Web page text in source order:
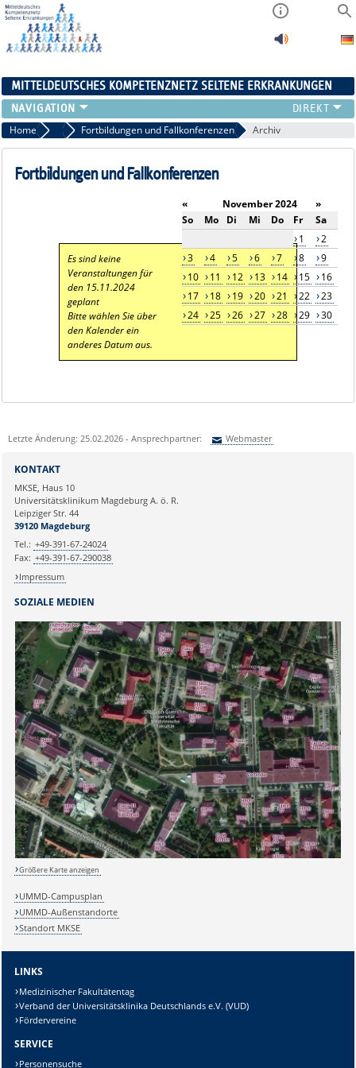
MITTELDEUTSCHES KOMPETENZNETZ SELTENE ERKRANKUNGEN
ÜBERSICHT
A-ZENTRUM
FACHZENTREN
AKTUELLES
Home AktuellesFortbildungen und Fallkonferenzen Archiv
Fortbildungen und Fallkonferenzen
« November 2024
»
So
Mo Di Mi Do Fr
Sa
1
2
3
4 5 6 7 8
9
10
11 12 13 14 15
16
17
18 19 20 21 22
23
24
25 26 27 28 29 30
Es sind keine
Veranstaltungen für
den 15.11.2024
geplant
Bitte wählen Sie über
den Kalender ein
anderes Datum aus.
Letzte Änderung: 25.02.2026 - Ansprechpartner: Webmaster
Ihre E-Mailadresse:
Ihr Anliegen:
Sicherheitsabfrage:
SOZIALE MEDIEN
KONTAKT
MKSE, Haus 10
Universitätsklinikum Magdeburg A. ö. R.
Leipziger Str. 44
39120 Magdeburg
Tel.: +49-391-67-24024
Fax: +49-391-67-290038
Impressum
Größere Karte anzeigen
UMMD-Campusplan
UMMD-Außenstandorte
Standort MKSE
LINKS
Medizinischer Fakultätentag
Verband der Universitätsklinika Deutschlands e.V. (VUD)
Fördervereine
SERVICE
Personensuche